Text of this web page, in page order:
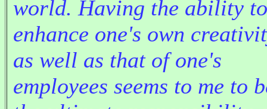
world. Having the ability to
enhance one's own
as well as that of one's
employees seems to me to